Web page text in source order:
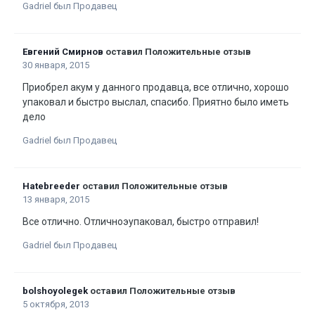
Gadriel был Продавец
Евгений Смирнов оставил Положительные отзыв
30 января, 2015
Приобрел акум у данного продавца, все отлично, хорошо
упаковал и быстро выслал, спасибо. Приятно было иметь
дело
Gadriel был Продавец
Hatebreeder оставил Положительные отзыв
13 января, 2015
Все отлично. Отличноэупаковал, быстро отправил!
Gadriel был Продавец
bolshoyolegek оставил Положительные отзыв
5 октября, 2013